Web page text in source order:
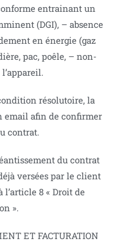
entrainant un
(DGI), – absence
en énergie (gaz
pac, poêle, – non-
résolutoire, la
email afin de confirmer
contrat.
du contrat
versées par le client
l’article 8 « Droit de
».
ET FACTURATION